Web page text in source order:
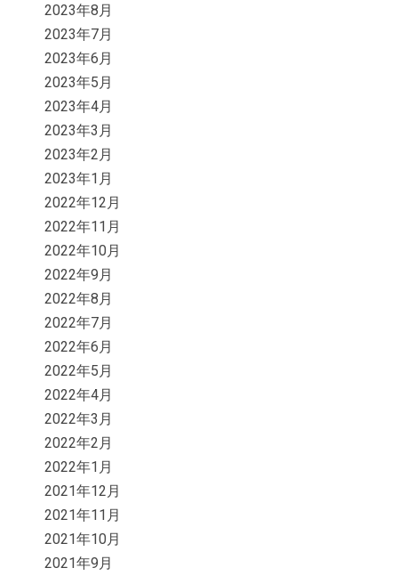
2023年8月
2023年7月
2023年6月
2023年5月
2023年4月
2023年3月
2023年2月
2023年1月
2022年12月
2022年11月
2022年10月
2022年9月
2022年8月
2022年7月
2022年6月
2022年5月
2022年4月
2022年3月
2022年2月
2022年1月
2021年12月
2021年11月
2021年10月
2021年9月